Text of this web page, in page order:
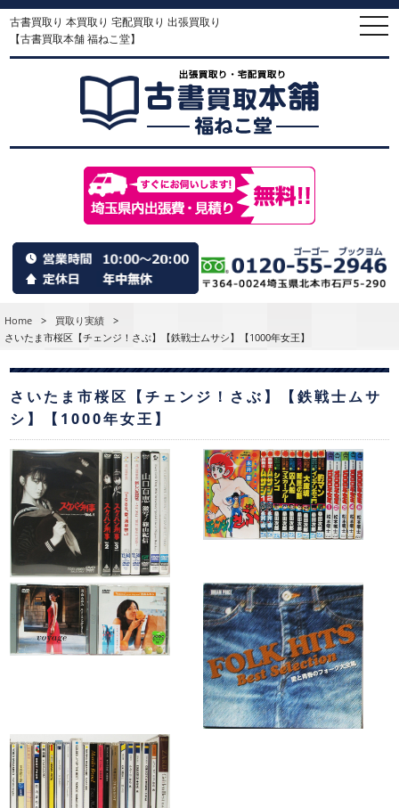
古書買取り 本買取り 宅配買取り 出張買取り
【古書買取本舗 福ねこ堂】
Home > 買取り実績
>
さいたま市桜区【チェンジ！さぶ】【鉄戦士ムサシ】【1000年女王】
さいたま市桜区【チェンジ！さぶ】【鉄戦士ムサ
シ】【1000年女王】